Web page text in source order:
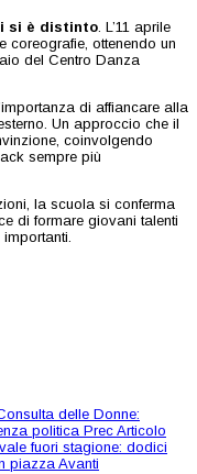
si è distinto. L’11 aprile
ottenendo un
del Centro Danza
di affiancare alla
Un approccio che il
coinvolgendo
sempre più
la scuola si conferma
di formare giovani talenti
delle Donne:
politica Prec Articolo
fuori stagione: dodici
piazza Avanti